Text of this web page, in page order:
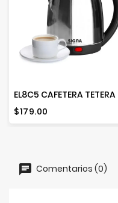
Precio
$179.00
Comentarios (0)